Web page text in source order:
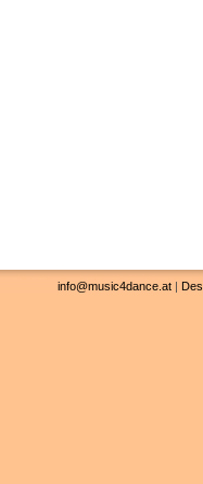
info@music4dance.at|